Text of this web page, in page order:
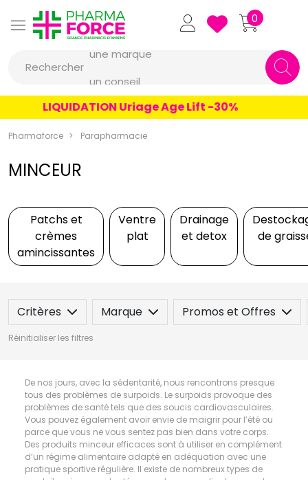
Pharmaforce Grande Pharmacie
0
Rechercher
une marque
un produit
une marque
LIQUIDATION Uriage Age Lift -30%
Pharmaforce Parapharmacie
MINCEUR
Patchs et
crèmes
amincissantes
Ventre
plat
Drainage
et detox
de
Critères Marque Promos et Offres
Réinitialiser les filtres
De nos jours, avec la sédentarité, nous rencontrons presque
tous des problèmes de surpoids. Le surpoids provoque des
problèmes de santé tels que des soucis cardiovasculaires.
Vous pouvez également avoir envie de maigrir pour l’été ou
parce que vous ne vous sentez pas bien dans votre corps.
Des produits minceur efficaces sont à utiliser en complément
d’un régime alimentaire adapté en adéquation avec une
pratique sportive régulière. Il existe de nombreux types de
produits minceur adaptés pour chaque partie du corps. Les